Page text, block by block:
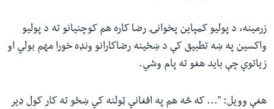
زرمینه، د پولیو کمپاین پخوانۍ رضا کاره هم کوچنیانو ته د پولیو
واکسین په ښه تطبیق کې د ښځینه رضاکارانو ونډه خورا مهم بولي او
زیاتوي چې باید هغو ته پام وشي.
هغې وویل: "... که څه هم په افغاني ټولنه کي ښځو ته کار کول ډیر